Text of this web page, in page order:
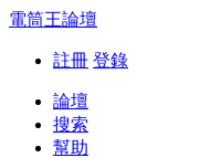
電筒王論壇
註冊 登錄
論壇
搜索
幫助